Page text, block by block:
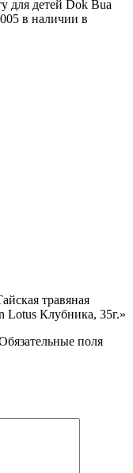
для детей Dok Bua
в наличии в
травяная
Lotus Клубника, 35г.»
поля